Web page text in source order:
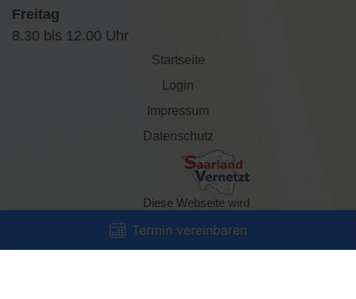
Freitag
8.30 bis 12.00 Uhr
Startseite
Login
Impressum
Datenschutz
Diese Webseite wird
„Saarland vernetzt“
Termin vereinbaren